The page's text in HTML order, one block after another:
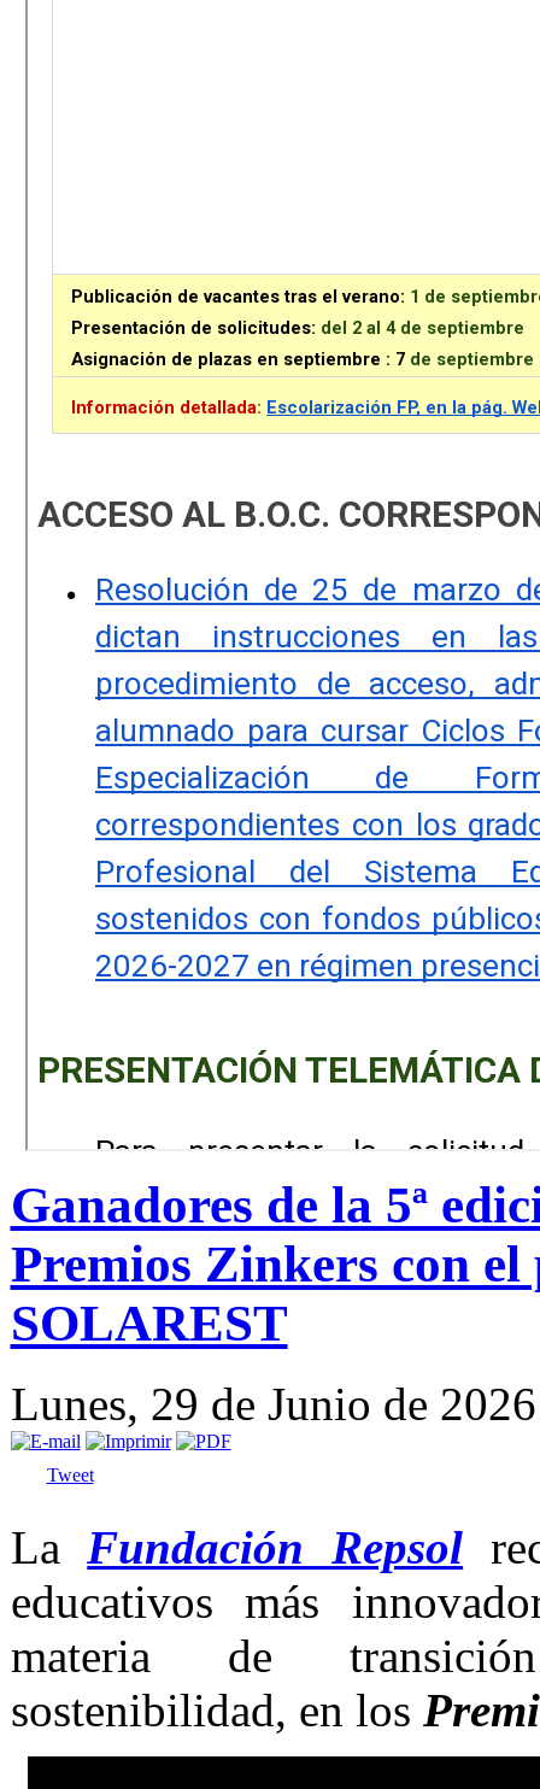
Ganadores de la 5ª
Premios Zinkers con el
SOLAREST
Lunes, 29 de Junio de
Tweet
LaFundación Repsol
educativos más
materia de
sostenibilidad, en los